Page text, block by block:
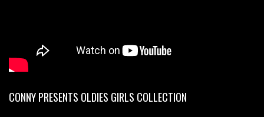
CONNY PRESENTS OLDIES GIRLS COLLECTION